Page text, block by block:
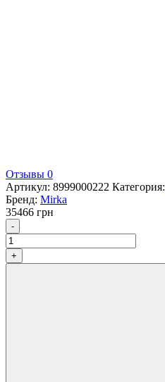
Отзывы 0
Артикул: 8999000222 Категория:
Бренд: Mirka
35466 грн
- Количество
+